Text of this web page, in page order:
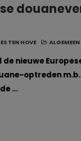
TEN HOVE
de nieuwe
optreden
…